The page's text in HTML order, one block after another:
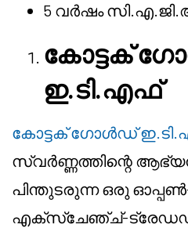
5 വർഷം
കോട്ടക്
ഇ.ടി.എഫ്
കോട്ടക് ഗോൾഡ്
സ്വർണ്ണത്തിന്റെ
പിന്തുടരുന്ന ഒരു
എക്സ്ചേഞ്ച്-